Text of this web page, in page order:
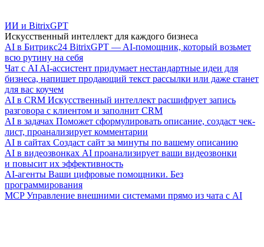
ИИ и BitrixGPT
Искусственный интеллект для каждого бизнеса
AI в Битрикс24 BitrixGPT — AI-помощник, который возьмет
всю рутину на себя
Чат с AI AI-ассистент придумает нестандартные идеи для
бизнеса, напишет продающий текст рассылки или даже станет
для вас коучем
AI в CRM Искусственный интеллект расшифрует запись
разговора с клиентом и заполнит CRM
AI в задачах Поможет сформулировать описание, создаст чек-
лист, проанализирует комментарии
AI в сайтах Создаст сайт за минуты по вашему описанию
AI в видеозвонках AI проанализирует ваши видеозвонки
и повысит их эффективность
AI-агенты Ваши цифровые помощники. Без
программирования
MCP Управление внешними системами прямо из чата с AI